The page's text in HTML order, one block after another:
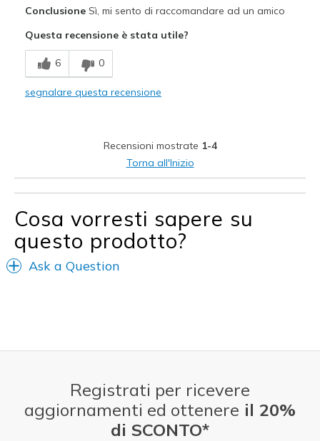
Breathe Well
Comfortable
Casual Wear
Width
Feels true to width
Feels true to size
ConclusioneSì, mi sento di raccomandare ad un amico
Questa recensione è stata utile?
6 0
segnalare questa recensione
Recensioni mostrate 1-4
Torna all'Inizio
Cosa vorresti sapere su
questo prodotto?
Ask a Question
Registrati per ricevere
aggiornamenti ed ottenere il 20%
di SCONTO*